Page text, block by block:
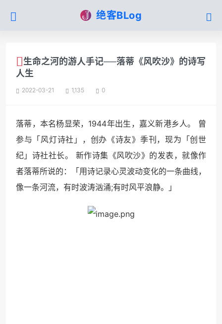
绝客BLog
生命之河的游人手记──落蒂《风吹沙》的诗写
人生
2022-03-21 1,135 0
落蒂，本名杨显荣，1944年出生，嘉义新港乡人。 曾
参与「风灯诗社」，创办《诗友》季刊，现为「创世
纪」诗社社长。 新作诗集《风吹沙》的发表，就像作
者落蒂所说的：「用诗记录心灵波动变化的一条曲线，
像一条河流，有时波涛汹涌;有时风平浪静。」